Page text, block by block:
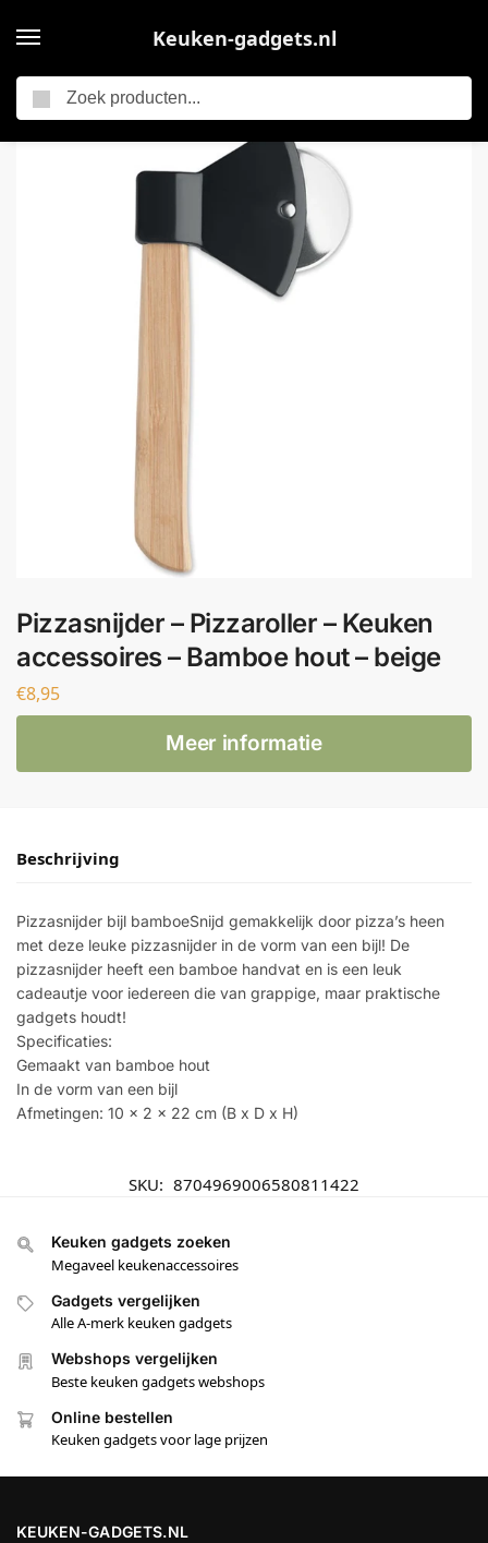
Keuken-gadgets.nl
Pizzasnijder – Pizzaroller – Keuken accessoires – Bamboe hout – beige
Pizzasnijder – Pizzaroller – Keuken
accessoires – Bamboe hout – beige
€8,95
Meer informatie
Beschrijving
Pizzasnijder bijl bamboeSnijd gemakkelijk door pizza’s heen
met deze leuke pizzasnijder in de vorm van een bijl! De
pizzasnijder heeft een bamboe handvat en is een leuk
cadeautje voor iedereen die van grappige, maar praktische
gadgets houdt!
Specificaties:
Gemaakt van bamboe hout
In de vorm van een bijl
Afmetingen: 10 x 2 x 22 cm (B x D x H)
SKU: 8704969006580811422
Keuken gadgets zoeken
Megaveel keukenaccessoires
Gadgets vergelijken
Alle A-merk keuken gadgets
Webshops vergelijken
Beste keuken gadgets webshops
Online bestellen
Keuken gadgets voor lage prijzen
KEUKEN-GADGETS.NL